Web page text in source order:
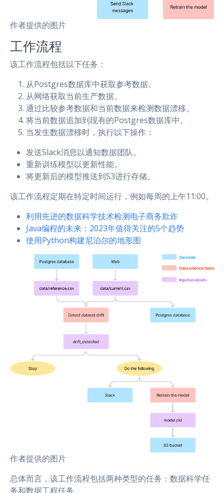
作者提供的图片
工作流程
该工作流程包括以下任务：
从Postgres数据库中获取参考数据。
从网络获取当前生产数据。
通过比较参考数据和当前数据来检测数据漂移。
将当前数据追加到现有的Postgres数据库中。
当发生数据漂移时，执行以下操作：
发送Slack消息以通知数据团队。
重新训练模型以更新性能。
将更新后的模型推送到S3进行存储。
该工作流程定期在特定时间运行，例如每周的上午11:00。
利用先进的数据科学技术检测电子商务欺诈
Java编程的未来：2023年值得关注的5个趋势
使用Python构建尼泊尔的地形图
作者提供的图片
总体而言，该工作流程包括两种类型的任务：数据科学任
务和数据工程任务。